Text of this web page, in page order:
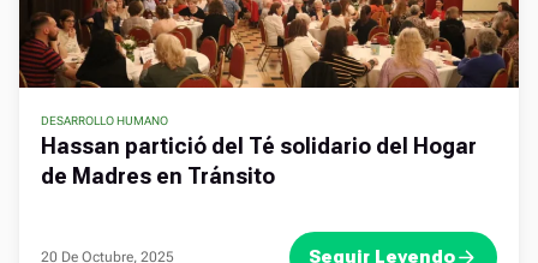
DESARROLLO HUMANO
Hassan partició del Té solidario del Hogar
de Madres en Tránsito
20 De Octubre, 2025 Seguir Leyendo